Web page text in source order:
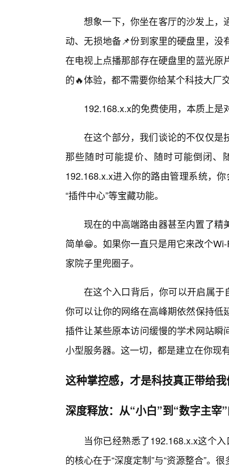
想象一下，你坐在客厅的沙发上，
动、无损地备📌份到家里的硬盘里，
在电视上点播那部存在硬盘里的蓝光
的🔥体验，都不需要你给某个科技大厂
192.168.x.x的免费使用，本质上是
在这个部分，我们谈论的不仅仅是
那些随时可能提价、随时可能倒闭、
192.168.x.x进入你的路由管理系统，
“插件中心”等宝藏功能。
现在的中高端路由器甚至内置了精
简单😁。如果你一直只是用它来改个
家院子里兜圈子。
在这个入口背后，你可以开启属于
你可以让你的网络在高峰期依然保持
插件让某些原本访问缓慢的学术网站
小型服务器。这一切，都是建立在你现
这种掌控感，才是科技真正带给
深度释放：从“小白”到“数字主宰
当你已经熟悉了192.168.x.x这个
的核心在于“深度定制”与“资源整合”。